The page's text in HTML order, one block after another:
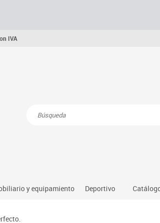
IVA
y equipamiento
Mesas comedor plegables y desplegables
Deportivo